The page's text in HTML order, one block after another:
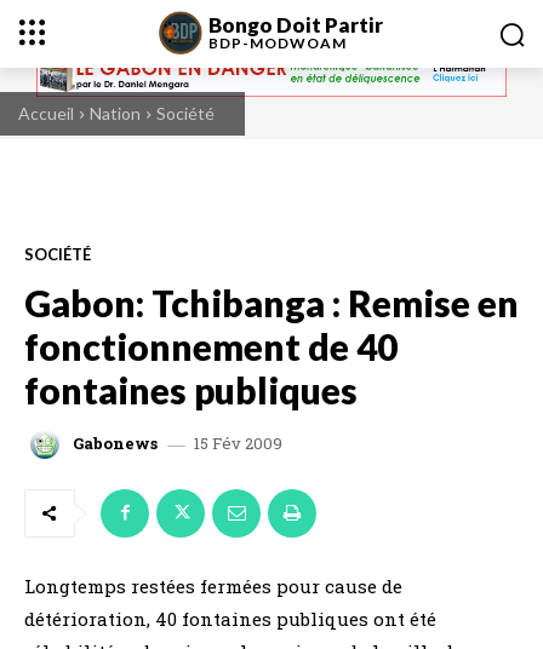
Bongo Doit Partir
BDP-MODWOAM
Accueil Nation Société
SOCIÉTÉ
Gabon: Tchibanga : Remise en
fonctionnement de 40
fontaines publiques
Gabonews 15 Fév 2009
Longtemps restées fermées pour cause de
détérioration, 40 fontaines publiques ont été